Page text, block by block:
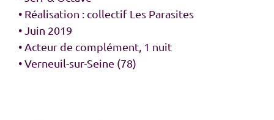
• Réalisation : collectif Les Parasites
• Juin 2019
• Acteur de complément, 1 nuit
• Verneuil-sur-Seine (78)